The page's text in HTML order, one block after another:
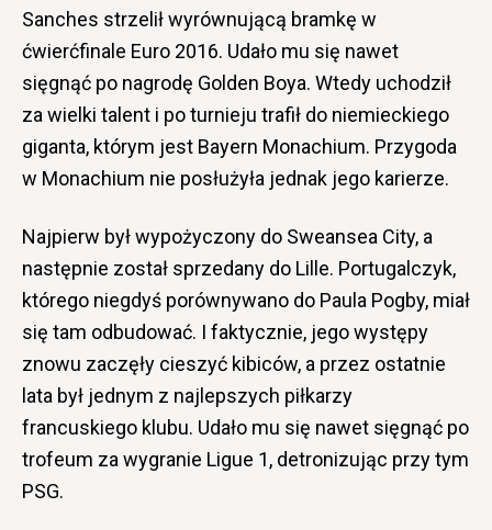
Sanches strzelił wyrównującą bramkę w
ćwierćfinale Euro 2016. Udało mu się nawet
sięgnąć po nagrodę Golden Boya. Wtedy uchodził
za wielki talent i po turnieju trafił do niemieckiego
giganta, którym jest Bayern Monachium. Przygoda
w Monachium nie posłużyła jednak jego karierze.
Najpierw był wypożyczony do Sweansea City, a
następnie został sprzedany do Lille. Portugalczyk,
którego niegdyś porównywano do Paula Pogby, miał
się tam odbudować. I faktycznie, jego występy
znowu zaczęły cieszyć kibiców, a przez ostatnie
lata był jednym z najlepszych piłkarzy
francuskiego klubu. Udało mu się nawet sięgnąć po
trofeum za wygranie Ligue 1, detronizując przy tym
PSG.